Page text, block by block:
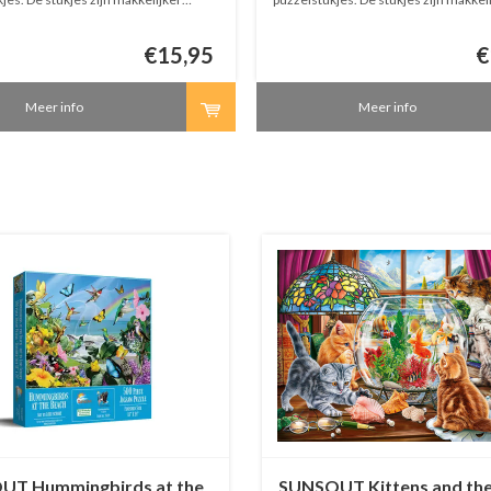
€15,95
Meer info Meer info
Hummingbirds at the
SUNSOUT Kittens and